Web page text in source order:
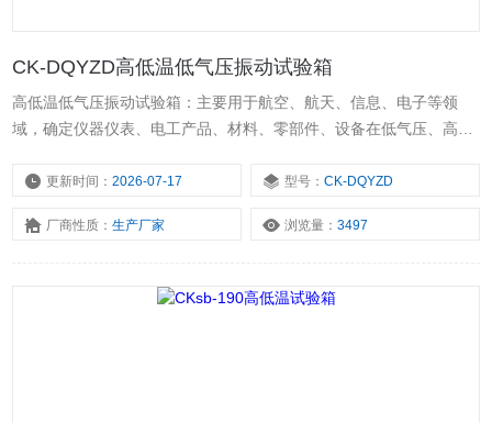
CK-DQYZD高低温低气压振动试验箱
高低温低气压振动试验箱：主要用于航空、航天、信息、电子等领
域，确定仪器仪表、电工产品、材料、零部件、设备在低气压、高
试件通电进行电气性能参数的测量，采用整体式组合结构形式，试验
和位于试验箱大门上的电器控制器（系统）组成。
更新时间：2026-07-17 型号：CK-DQYZD
厂商性质：生产厂家 浏览量：3497